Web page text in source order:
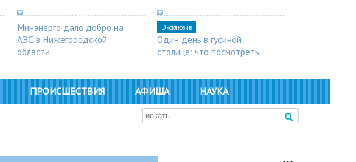
Минэнерго дало добро на
АЭС в Нижегородской
области
Эксклюзив
Один день в гусиной
столице: что посмотреть
ПРОИСШЕСТВИЯ АФИША НАУКА